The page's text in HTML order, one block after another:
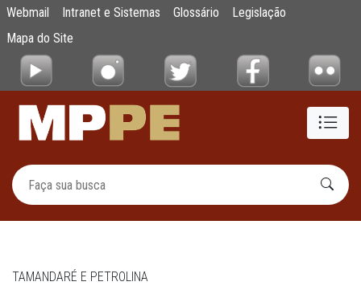
Pular para o Conteúdo principal
MPPE recomenda medidas para maior
Webmail Intranet e Sistemas Glossário
Legislação
Mapa do Site
TAMANDARÉ E PETROLINA